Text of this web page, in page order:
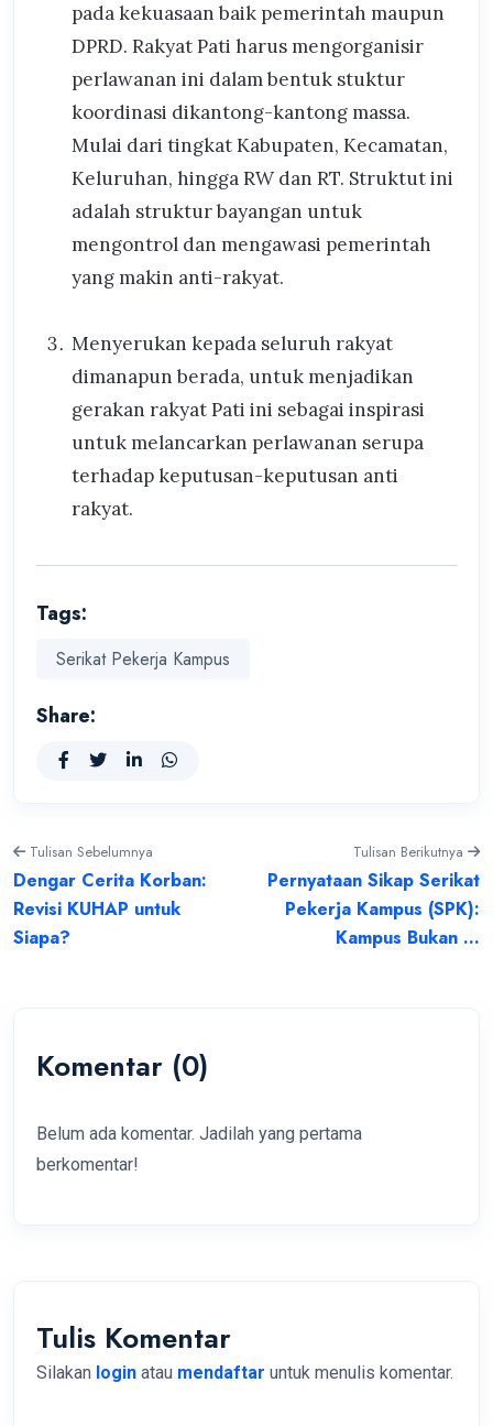
pada kekuasaan baik pemerintah maupun
DPRD. Rakyat Pati harus mengorganisir
perlawanan ini dalam bentuk stuktur
koordinasi dikantong-kantong massa.
Mulai dari tingkat Kabupaten, Kecamatan,
Keluruhan, hingga RW dan RT. Struktut ini
adalah struktur bayangan untuk
mengontrol dan mengawasi pemerintah
yang makin anti-rakyat.
⁠Menyerukan kepada seluruh rakyat
dimanapun berada, untuk menjadikan
gerakan rakyat Pati ini sebagai inspirasi
untuk melancarkan perlawanan serupa
terhadap keputusan-keputusan anti
rakyat.
Tags:
Serikat Pekerja Kampus
Share:
Tulisan Sebelumnya
Dengar Cerita Korban:
Revisi KUHAP untuk
Siapa?
Tulisan Berikutnya
Pernyataan Sikap Serikat
Pekerja Kampus (SPK):
Kampus Bukan ...
Komentar (0)
Belum ada komentar. Jadilah yang pertama
berkomentar!
Tulis Komentar
Silakan login atau mendaftar untuk menulis komentar.